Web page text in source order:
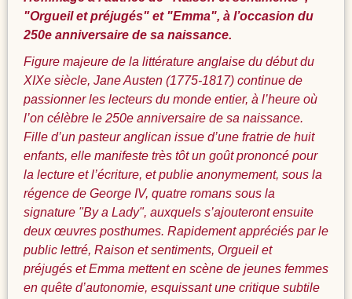
"Orgueil et préjugés" et "Emma", à l’occasion du
250e anniversaire de sa naissance.
Figure majeure de la littérature anglaise du début du
XIXe siècle, Jane Austen (1775-1817) continue de
passionner les lecteurs du monde entier, à l’heure où
l’on célèbre le 250e anniversaire de sa naissance.
Fille d’un pasteur anglican issue d’une fratrie de huit
enfants, elle manifeste très tôt un goût prononcé pour
la lecture et l’écriture, et publie anonymement, sous la
régence de George IV, quatre romans sous la
signature "By a Lady", auxquels s’ajouteront ensuite
deux œuvres posthumes. Rapidement appréciés par le
public lettré, Raison et sentiments, Orgueil et
préjugés et Emma mettent en scène de jeunes femmes
en quête d’autonomie, esquissant une critique subtile